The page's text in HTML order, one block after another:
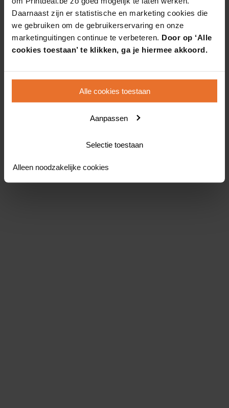
Daarnaast zijn er statistische en marketing cookies die
we gebruiken om de gebruikerservaring en onze
marketinguitingen continue te verbeteren. Door op ‘Alle
cookies toestaan’ te klikken, ga je hiermee akkoord.
Alle cookies toestaan
Aanpassen
Selectie toestaan
Alleen noodzakelijke cookies